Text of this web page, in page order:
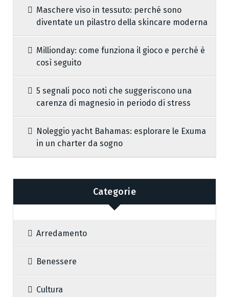
Maschere viso in tessuto: perché sono
diventate un pilastro della skincare moderna
Millionday: come funziona il gioco e perché è
così seguito
5 segnali poco noti che suggeriscono una
carenza di magnesio in periodo di stress
Noleggio yacht Bahamas: esplorare le Exuma
in un charter da sogno
Categorie
Arredamento
Benessere
Cultura